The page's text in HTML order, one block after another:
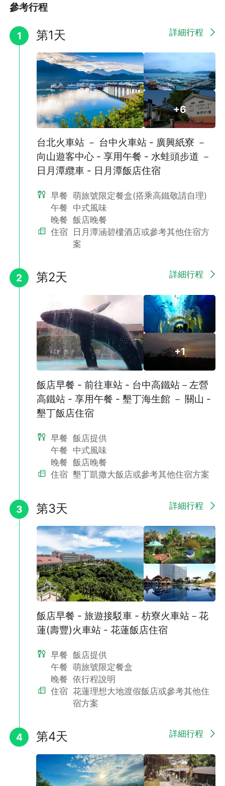
參考行程
1 第1天 詳細行程
+6
台北火車站 － 台中火車站 - 廣興紙寮 －
向山遊客中心 - 享用午餐 - 水蛙頭步道 －
日月潭纜車 - 日月潭飯店住宿
早餐 萌旅號限定餐盒(搭乘高鐵敬請自理)
午餐 中式風味
晚餐 飯店晚餐
住宿
日月潭涵碧樓酒店或參考其他住宿方
案
2 第2天 詳細行程
+1
飯店早餐 - 前往車站 - 台中高鐵站－左營
高鐵站 - 享用午餐 - 墾丁海生館 － 關山 -
墾丁飯店住宿
早餐 飯店提供
午餐 中式風味
晚餐 飯店晚餐
住宿 墾丁凱撒大飯店或參考其他住宿方案
3 第3天 詳細行程
飯店早餐 - 旅遊接駁車 - 枋寮火車站－花
蓮(壽豐)火車站 - 花蓮飯店住宿
早餐 飯店提供
午餐 萌旅號限定餐盒
晚餐 依行程說明
住宿 花蓮理想大地渡假飯店或參考其他住
宿方案
4 第4天 詳細行程